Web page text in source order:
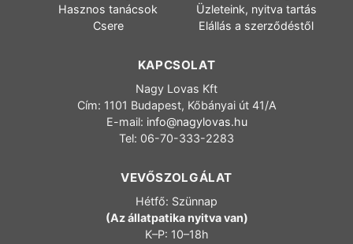
Hasznos tanácsok
Üzleteink, nyitva tartás
Csere
Elállás a szerződéstől
KAPCSOLAT
Nagy Lovas Kft
Cím: 1101 Budapest, Kőbányai út 41/A
E-mail: info@nagylovas.hu
Tel: 06-70-333-2283
VEVŐSZOLGÁLAT
Hétfő: Szünnap
(Az állatpatika nyitva van)
K–P: 10–18h